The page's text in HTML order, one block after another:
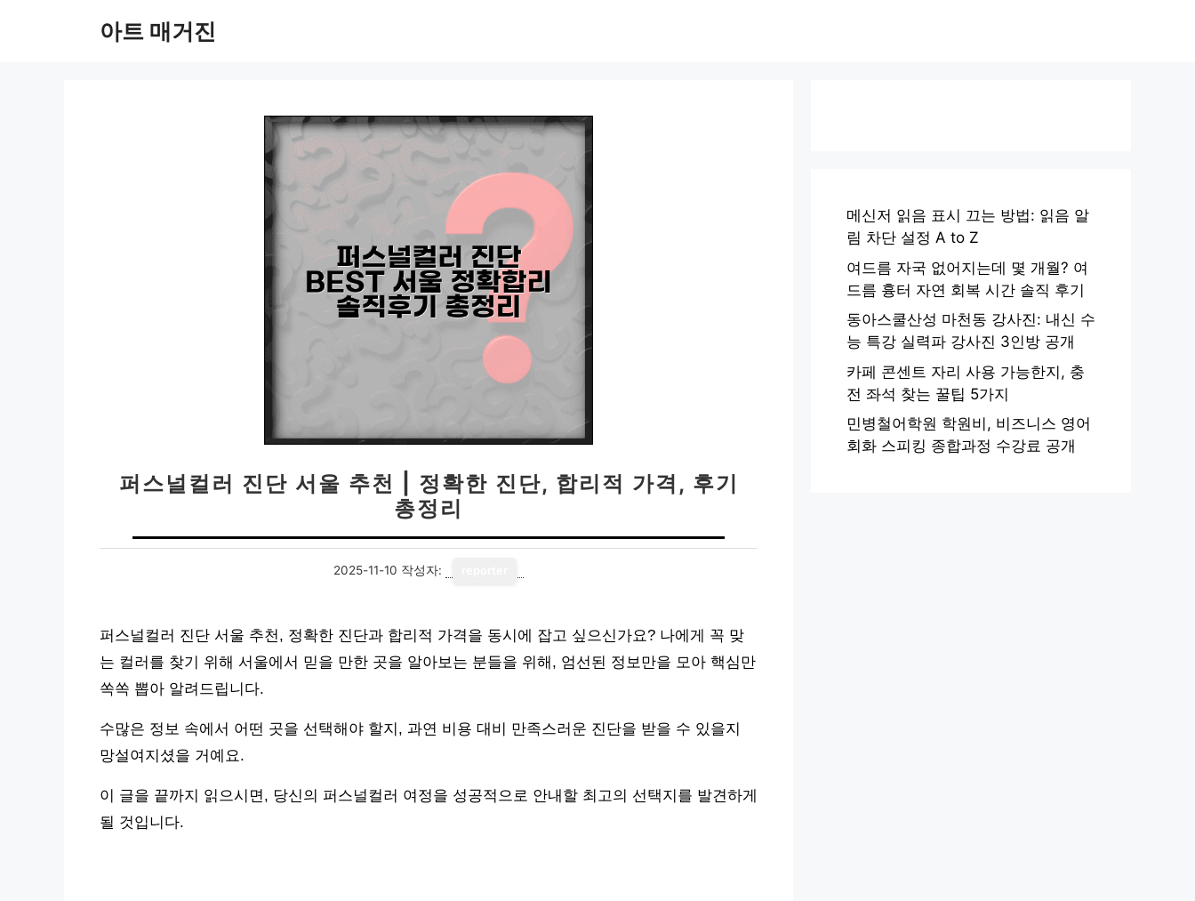
아트 매거진
퍼스널컬러 진단 서울 추천 | 정확한 진단, 합리적 가격, 후기
총정리
2025-11-10 작성자:
퍼스널컬러 진단 서울 추천, 정확한 진단과 합리적 가격을 동시에 잡고 싶으신가요? 나에게 꼭 맞
는 컬러를 찾기 위해 서울에서 믿을 만한 곳을 알아보는 분들을 위해, 엄선된 정보만을 모아 핵심만
쏙쏙 뽑아 알려드립니다.
수많은 정보 속에서 어떤 곳을 선택해야 할지, 과연 비용 대비 만족스러운 진단을 받을 수 있을지
망설여지셨을 거예요.
이 글을 끝까지 읽으시면, 당신의 퍼스널컬러 여정을 성공적으로 안내할 최고의 선택지를 발견하게
될 것입니다.
메신저 읽음 표시 끄는 방법: 읽음 알
림 차단 설정 A to Z
여드름 자국 없어지는데 몇 개월? 여
드름 흉터 자연 회복 시간 솔직 후기
동아스쿨산성 마천동 강사진: 내신 수
능 특강 실력파 강사진 3인방 공개
카페 콘센트 자리 사용 가능한지, 충
전 좌석 찾는 꿀팁 5가지
민병철어학원 학원비, 비즈니스 영어
회화 스피킹 종합과정 수강료 공개